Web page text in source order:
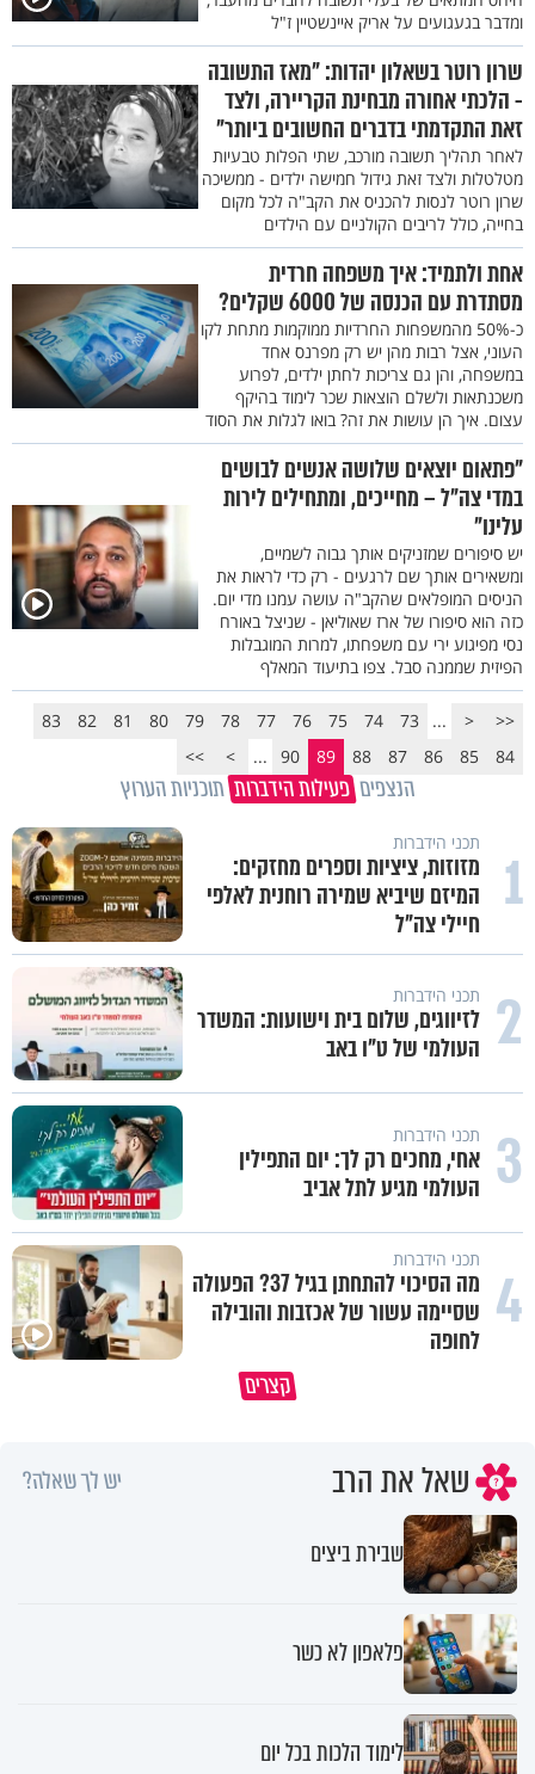
ומדבר בגעגועים על אריק איינשטיין ז"ל
שרון רוטר בשאלון יהדות: "מאז התשובה
- הלכתי אחורה מבחינת הקריירה, ולצד
זאת התקדמתי בדברים החשובים ביותר"
לאחר תהליך תשובה מורכב, שתי הפלות טבעיות
מטלטלות ולצד זאת גידול חמישה ילדים - ממשיכה
שרון רוטר לנסות להכניס את הקב"ה לכל מקום
בחייה, כולל לריבים הקולניים עם הילדים
אחת ולתמיד: איך משפחה חרדית
מסתדרת עם הכנסה של 6000 שקלים?
כ-50% מהמשפחות החרדיות ממוקמות מתחת לקו
העוני, אצל רבות מהן יש רק מפרנס אחד
במשפחה, והן גם צריכות לחתן ילדים, לפרוע
משכנתאות ולשלם הוצאות שכר לימוד בהיקף
עצום. איך הן עושות את זה? בואו לגלות את הסוד
"פתאום יוצאים שלושה אנשים לבושים
במדי צה"ל – מחייכים, ומתחילים לירות
עלינו"
יש סיפורים שמזניקים אותך גבוה לשמיים,
ומשאירים אותך שם לרגעים - רק כדי לראות את
הניסים המופלאים שהקב"ה עושה עמנו מדי יום.
כזה הוא סיפורו של ארז שאוליאן - שניצל באורח
נסי מפיגוע ירי עם משפחתו, למרות המוגבלות
הפיזית שממנה סבל. צפו בתיעוד המאלף
<<
<
...
73
74
75
76
77
78
79
80
81
82
83
84
85
86
87
88
89
90
...
>
>>
הנצפים פעילות הידברות תוכניות הערוץ
1 תכני הידברות
מזוזות, ציציות וספרים מחזקים:
המיזם שיביא שמירה רוחנית לאלפי
חיילי צה"ל
2 תכני הידברות
לזיווגים, שלום בית וישועות: המשדר
העולמי של ט"ו באב
3 תכני הידברות
אחי, מחכים רק לך: יום התפילין
העולמי מגיע לתל אביב
4 תכני הידברות
מה הסיכוי להתחתן בגיל 37? הפעולה
שסיימה עשור של אכזבות והובילה
לחופה
קצרים
שאל את הרב יש לך שאלה?
שבירת ביצים
פלאפון לא כשר
לימוד הלכות בכל יום